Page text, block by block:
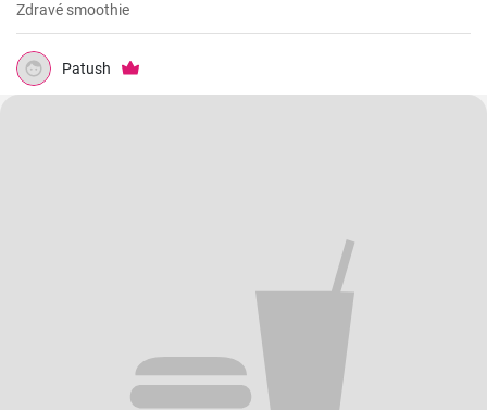
Zdravé smoothie
Patush